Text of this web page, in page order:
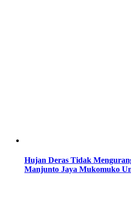
Hujan Deras Tidak
Manjunto Jaya Mukomuko